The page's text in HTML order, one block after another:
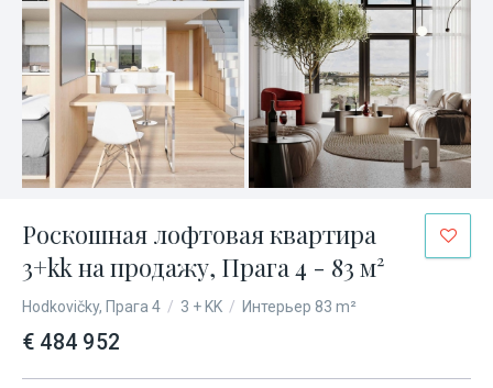
Роскошная лофтовая квартира
3+kk на продажу, Прага 4 - 83 м²
Hodkovičky, Прага 4 / 3 + KK / Интерьер 83 m²
€ 484 952